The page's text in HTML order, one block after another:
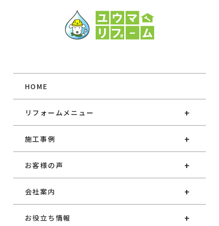
HOME
リフォームメニュー
施工事例
お客様の声
会社案内
お役立ち情報